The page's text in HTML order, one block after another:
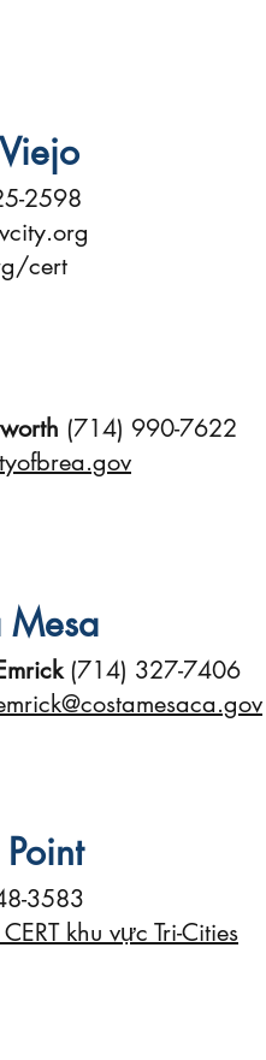
2598
cert
(714) 990-7622
Mesa
(714) 327-7406
3583
khu vực Tri-Cities